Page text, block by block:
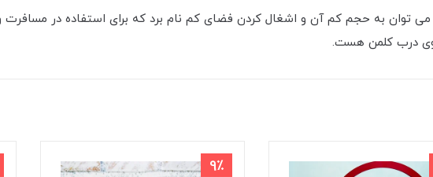
می توان به حجم کم آن و اشغال کردن فضای کم نام برد که برای استفاده در مسافرت
درب کلمن هست.
9٪